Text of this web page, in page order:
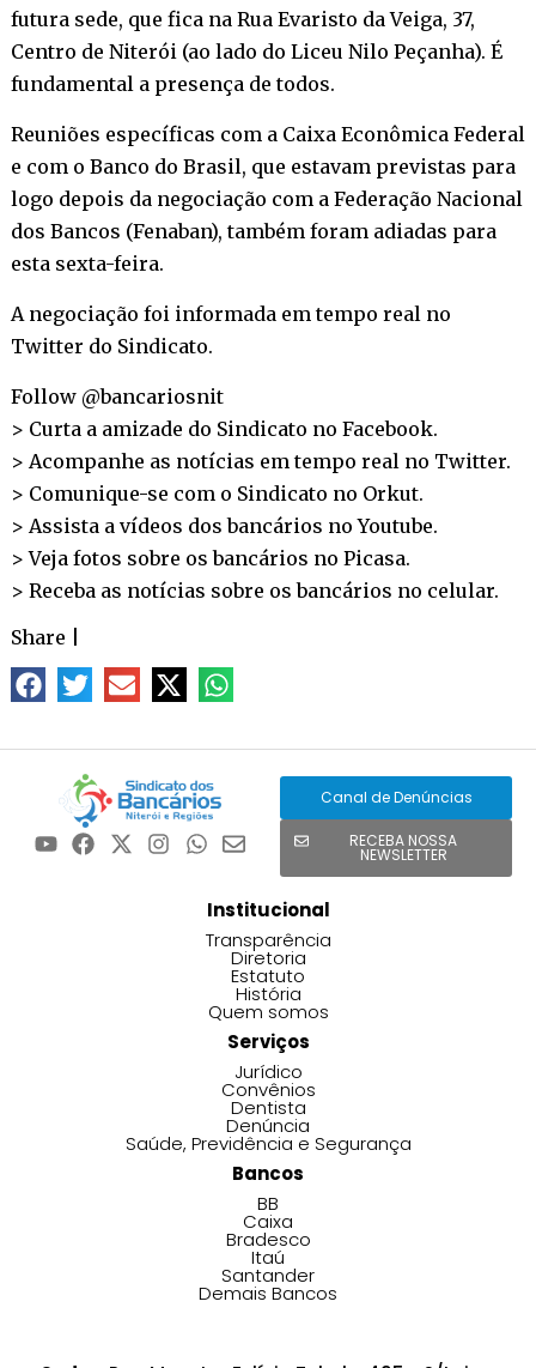
futura sede, que fica na Rua Evaristo da Veiga, 37,
Centro de Niterói (ao lado do Liceu Nilo Peçanha). É
fundamental a presença de todos.
Reuniões específicas com a Caixa Econômica Federal
e com o Banco do Brasil, que estavam previstas para
logo depois da negociação com a Federação Nacional
dos Bancos (Fenaban), também foram adiadas para
esta sexta-feira.
A negociação foi informada em tempo real no
Twitter do Sindicato.
Follow @bancariosnit
> Curta a amizade do Sindicato no Facebook.
> Acompanhe as notícias em tempo real no Twitter.
> Comunique-se com o Sindicato no Orkut.
> Assista a vídeos dos bancários noYoutube.
> Veja fotos sobre os bancários no Picasa.
> Receba as notícias sobre os bancários no celular.
Share
Canal de Denúncias
RECEBA NOSSA
NEWSLETTER
Institucional
Transparência
Diretoria
Estatuto
História
Quem somos
Serviços
Jurídico
Convênios
Dentista
Denúncia
Saúde, Previdência e Segurança
Bancos
BB
Caixa
Bradesco
Itaú
Santander
Demais Bancos